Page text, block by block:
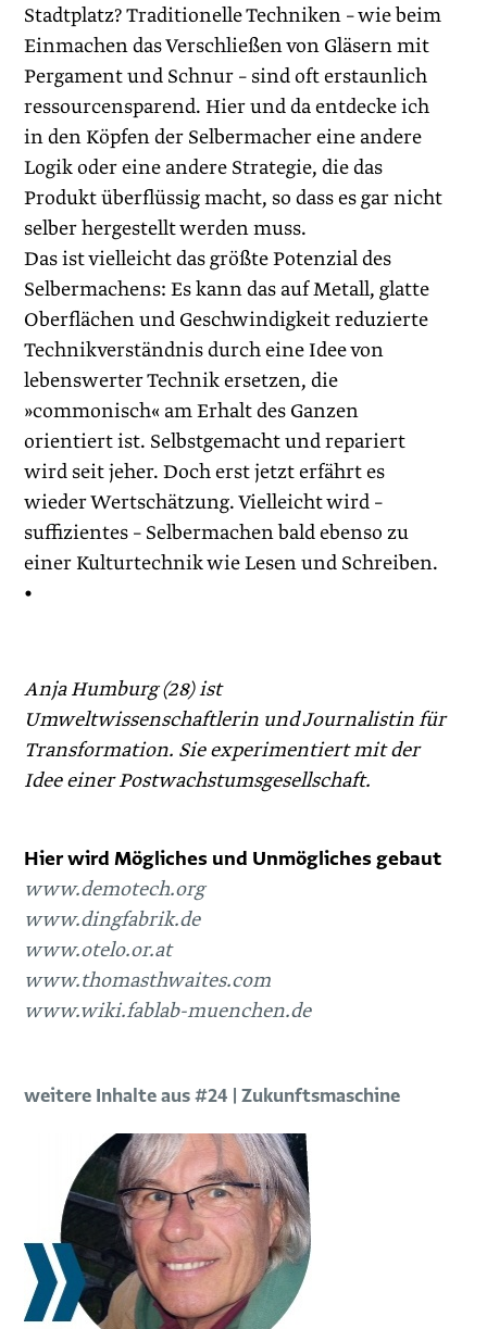
Stadtplatz? Traditionelle Techniken – wie beim
Einmachen das Verschließen von Gläsern mit
Pergament und Schnur – sind oft erstaunlich
ressourcensparend. Hier und da entdecke ich
in den Köpfen der Selbermacher eine andere
Logik oder eine andere Strategie, die das
Produkt überflüssig macht, so dass es gar nicht
selber hergestellt werden muss.
Das ist vielleicht das größte Potenzial des
Selbermachens: Es kann das auf Metall, glatte
Oberflächen und Geschwindigkeit reduzierte
Technikverständnis durch eine Idee von
lebenswerter Technik ersetzen, die
»commonisch« am Erhalt des Ganzen
orientiert ist. Selbstgemacht und repariert
wird seit jeher. Doch erst jetzt erfährt es
wieder Wertschätzung. Vielleicht wird –
suffizientes – Selbermachen bald ebenso zu
einer Kulturtechnik wie Lesen und Schreiben.
•
Anja Humburg (28) ist
Umweltwissenschaftlerin und Journalistin für
Transformation. Sie experimentiert mit der
Idee ­einer Postwachstumsgesellschaft.
Hier wird Mögliches und Unmögliches gebaut
www.demotech.org
www.dingfabrik.de
www.otelo.or.at
www.thomasthwaites.com
www.wiki.fablab-muenchen.de
weitere Inhalte aus #24 | Zukunftsmaschine